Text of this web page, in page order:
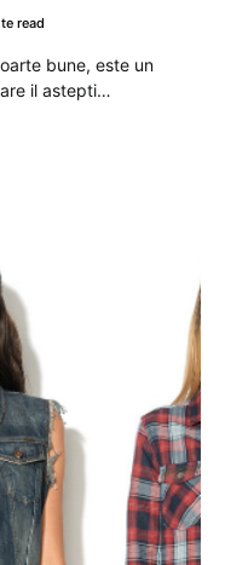
read
bune, este un
il astepti…